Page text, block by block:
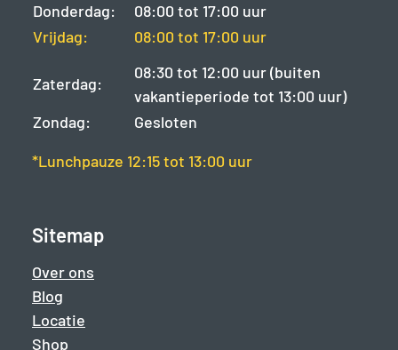
Donderdag:
08:00 tot 17:00 uur
Vrijdag:
08:00 tot 17:00 uur
Zaterdag:
08:30 tot 12:00 uur (buiten
vakantieperiode tot 13:00 uur)
Zondag:
Gesloten
*Lunchpauze 12:15 tot 13:00 uur
Sitemap
Over ons
Blog
Locatie
Shop